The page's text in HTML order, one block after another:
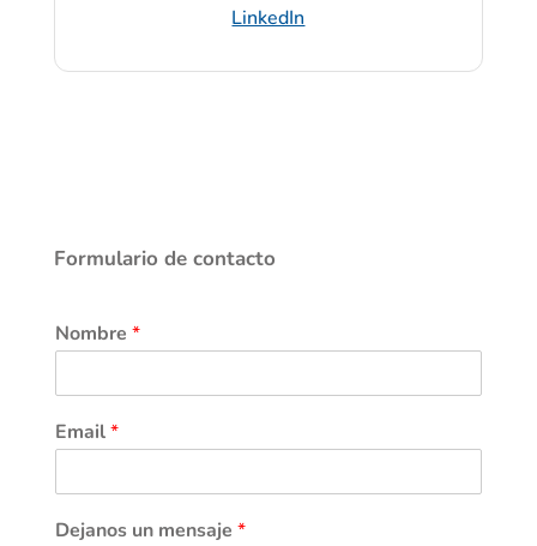
LinkedIn
Formulario de contacto
Nombre *
Email*
Dejanos un mensaje *